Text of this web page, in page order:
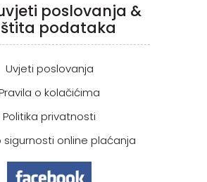
poslovanja &
podataka
Uvjeti poslovanja
o kolačićima
Politika privatnosti
sigurnosti online plaćanja